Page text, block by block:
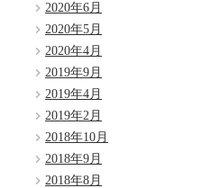
2020年6月
2020年5月
2020年4月
2019年9月
2019年4月
2019年2月
2018年10月
2018年9月
2018年8月